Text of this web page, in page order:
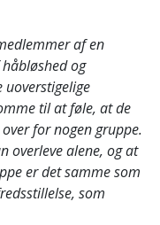
af en
og
til at føle, at de
for nogen gruppe.
overleve alene, og at
er det samme som
som